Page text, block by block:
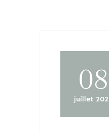
08
juillet